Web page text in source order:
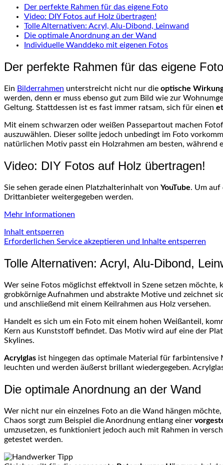
Der perfekte Rahmen für das eigene Foto
Video: DIY Fotos auf Holz übertragen!
Tolle Alternativen: Acryl, Alu-Dibond, Leinwand
Die optimale Anordnung an der Wand
Individuelle Wanddeko mit eigenen Fotos
Der perfekte Rahmen für das eigene Foto
Ein Bilderrahmen unterstreicht nicht nur die optische
werden, denn er muss ebenso gut zum Bild wie zur
Geltung. Stattdessen ist es fast immer ratsam, sich für einen
Mit einem schwarzen oder weißen Passepartout machen
auszuwählen. Dieser sollte jedoch unbedingt im Foto
natürlichen Motiv passt ein Holzrahmen am besten,
Video: DIY Fotos auf Holz übertragen!
Sie sehen gerade einen Platzhalterinhalt von YouTube. Um auf
Drittanbieter weitergegeben werden.
Mehr Informationen
Inhalt entsperren
Erforderlichen Service akzeptieren und Inhalte entsperren
Tolle Alternativen: Acryl, Alu-Dibond,
Wer seine Fotos möglichst effektvoll in Szene setzen möchte,
grobkörnige Aufnahmen und abstrakte Motive und zeichnet
und anschließend mit einem Keilrahmen aus Holz versehen.
Handelt es sich um ein Foto mit einem hohen Weißanteil,
Kern aus Kunststoff befindet. Das Motiv wird auf eine der
Skylines.
Acrylglas ist hingegen das optimale Material für farbintensive
leuchten und werden äußerst brillant wiedergegeben.
Die optimale Anordnung an der Wand
Wer nicht nur ein einzelnes Foto an die Wand hängen
Chaos sorgt zum Beispiel die Anordnung entlang einer
umzusetzen, es funktioniert jedoch auch mit Rahmen in
getestet werden.